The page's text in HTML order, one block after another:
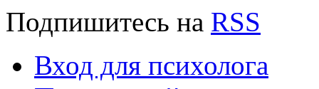
Подпишитесь на RSS
Вход для психолога